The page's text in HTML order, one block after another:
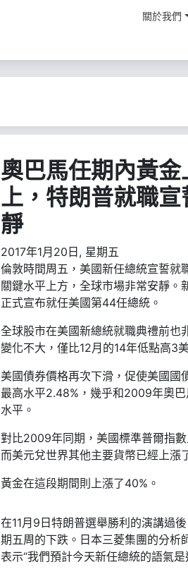
關於我們
奧巴馬任期內黃
上，特朗普就職
靜
2017年1月20日, 星期五
倫敦時間周五，美國新任總統宣誓就
關鍵水平上方，全球市場非常安靜。
正式宣布就任美國第44任總統。
全球股市在美國新總統就職典禮前也
變化不大，僅比12月的14年低點高3
美國債券價格再次下滑，促使美國國
最高水平2.48%，幾乎和2009年奧
水平。
對比2009年同期，美國標準普爾指
而美元兌世界其他主要貨幣已經上漲
黃金在這段期間則上漲了40%。
在11月9日特朗普選舉勝利的演講過
期五周的下跌。日本三菱集團的分
表示“我們預計今天新任總統的語氣是